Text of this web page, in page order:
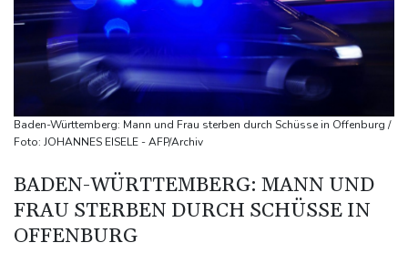
Korruptionsermittlungen gegen ukrainische Ex-Botschafterin in
den USA
Wahl-O-Mat zu Landtagswahl in Sachsen-Anhalt gestartet
Bundesverfassungsgericht: Bundestag muss "zeitnah" über
Wahleinsprüche entscheiden
KI-Boom: Siemens verzeichnet Rekord bei Auftragseingang und
deutliche Gewinnzuwachs
Frau aus Berliner Kleingartenvorstand soll fast eine Million Euro
veruntreut haben
Baden-Württemberg: Mann und Frau sterben durch Schüsse in Offenburg /
Foto: JOHANNES EISELE - AFP/Archiv
BADEN-WÜRTTEMBERG: MANN UND
FRAU STERBEN DURCH SCHÜSSE IN
OFFENBURG